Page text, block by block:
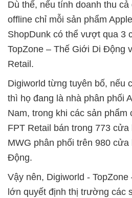
Dù thế, nếu tính doanh thu
offline chỉ mỗi sản phẩm
ShopDunk có thể vượt qua 3
TopZone – Thế Giới Di Động
Retail.
Digiworld từng tuyên bố, nếu
thì họ đang là nhà phân phối
Nam, trong khi các sản
FPT Retail bán trong 773
MWG phân phối trên 980
Động.
Vậy nên, Digiworld - TopZone
lớn quyết định thị trường các